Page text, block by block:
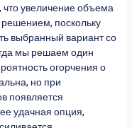
увеличение объема
поскольку
выбранный вариант со
мы решаем один
огорчения о
но при
появляется
удачная опция,